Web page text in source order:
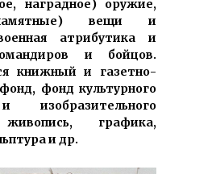
наградное) оружие,
вещи и
атрибутика и
и бойцов.
книжный и газетно-
фонд культурного
изобразительного
живопись, графика,
и др.